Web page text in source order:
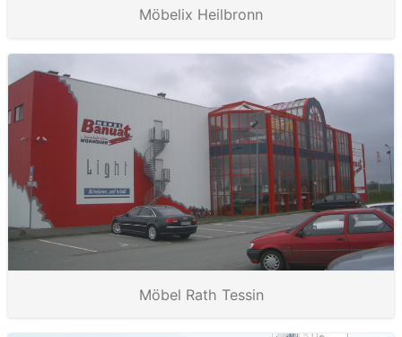
Möbelix Heilbronn
Möbel Rath Tessin